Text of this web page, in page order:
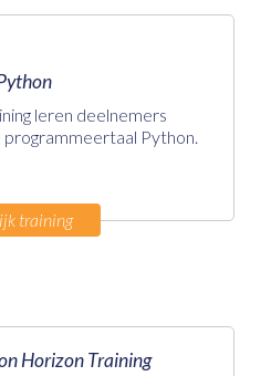
leren deelnemers
Python.
training
Horizon Training